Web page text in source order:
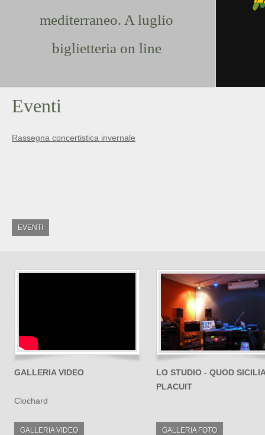
mediterraneo. A luglio
biglietteria on line
Eventi
Rassegna concertistica invernale
EVENTI
GALLERIA VIDEO
Clochard
GALLERIA VIDEO
LO STUDIO - QUOD SICILIA
PLACUIT
GALLERIA FOTO